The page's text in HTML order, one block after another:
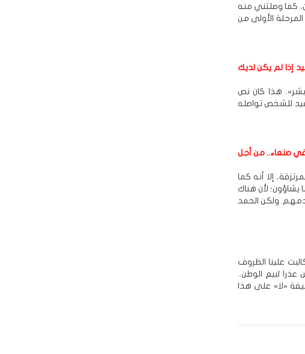
كما وصلتني منه
المرحلة الأولى من
إذا لم يكن لديك
هذا كان نص
للشخص تواصله
في صنعاء.. من أجل
إلا أنه كما
لأن هناك
ولكن الحمد
علينا الظروف
عذرا لبيع الوطن..
«لا» على هذا